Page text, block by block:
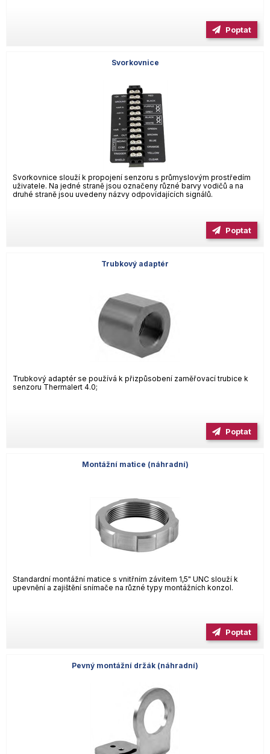
Poptat
Svorkovnice
Svorkovnice slouží k propojení senzoru s průmyslovým prostředím
uživatele. Na jedné straně jsou označeny různé barvy vodičů a na
druhé straně jsou uvedeny názvy odpovídajících signálů.
Poptat
Trubkový adaptér
Trubkový adaptér se používá k přizpůsobení zaměřovací trubice k
senzoru Thermalert 4.0;
Poptat
Montážní matice (náhradní)
Standardní montážní matice s vnitřním závitem 1,5" UNC slouží k
upevnění a zajištění snímače na různé typy montážních konzol.
Poptat
Pevný montážní držák (náhradní)